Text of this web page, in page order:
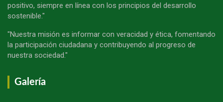
positivo, siempre en línea con los principios del desarrollo
sostenible."
"Nuestra misión es informar con veracidad y ética, fomentando
la participación ciudadana y contribuyendo al progreso de
nuestra sociedad."
Galería